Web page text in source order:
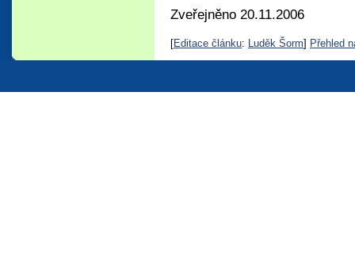
Zveřejněno 20.11.2006
[Editace článku: Luděk Šorm] Přehled